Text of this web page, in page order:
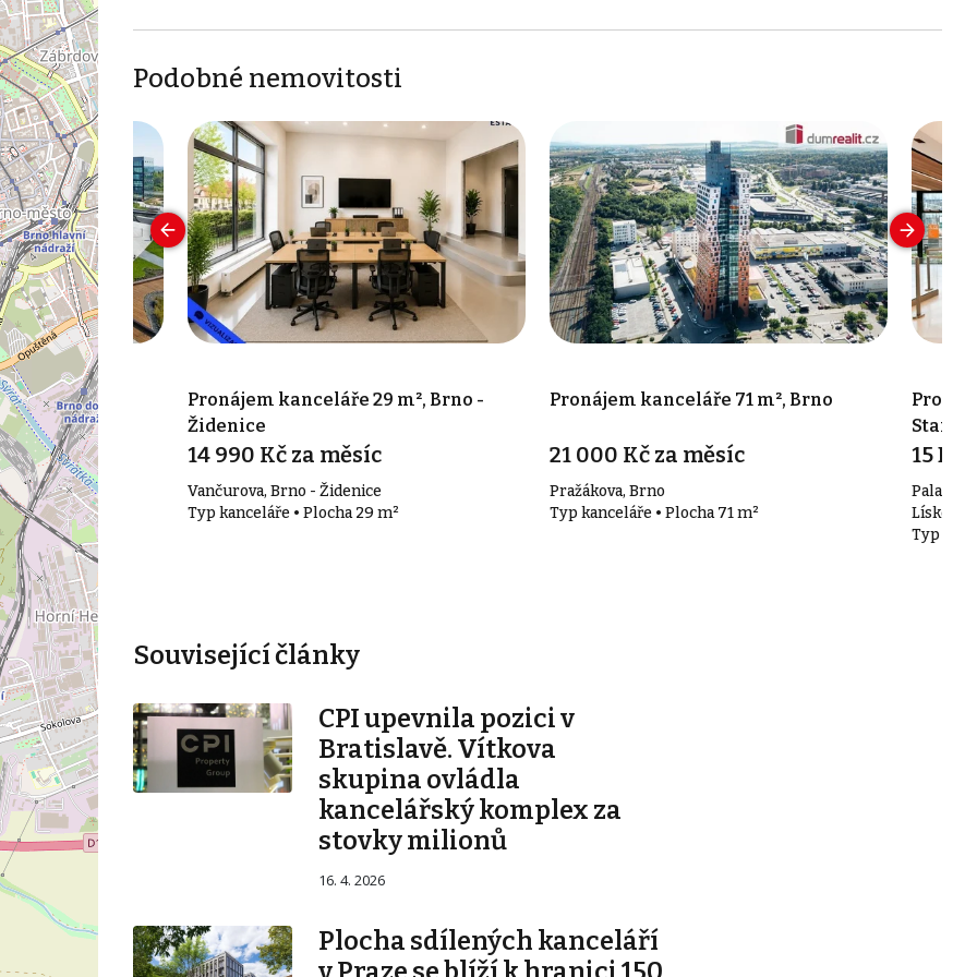
Podobné nemovitosti
m², Brno-
Brno - Starý
m²
Pronájem kanceláře 29 m², Brno -
Židenice
14 990 Kč za měsíc
Vančurova, Brno - Židenice
Typ kanceláře • Plocha 29 m²
Pronájem kanceláře 71 m², Brno
21 000 Kč za měsíc
Pražákova, Brno
Typ kanceláře • Plocha 71 m²
Starý
15
Lískovec
Typ
Související články
CPI upevnila pozici v
Bratislavě. Vítkova
skupina ovládla
kancelářský komplex za
stovky milionů
16. 4. 2026
Plocha sdílených kanceláří